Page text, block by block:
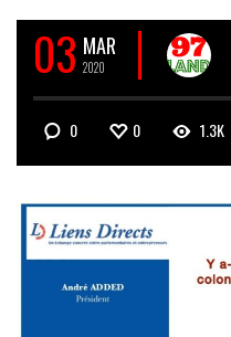
03 MAR
2020
0 0 1.3K